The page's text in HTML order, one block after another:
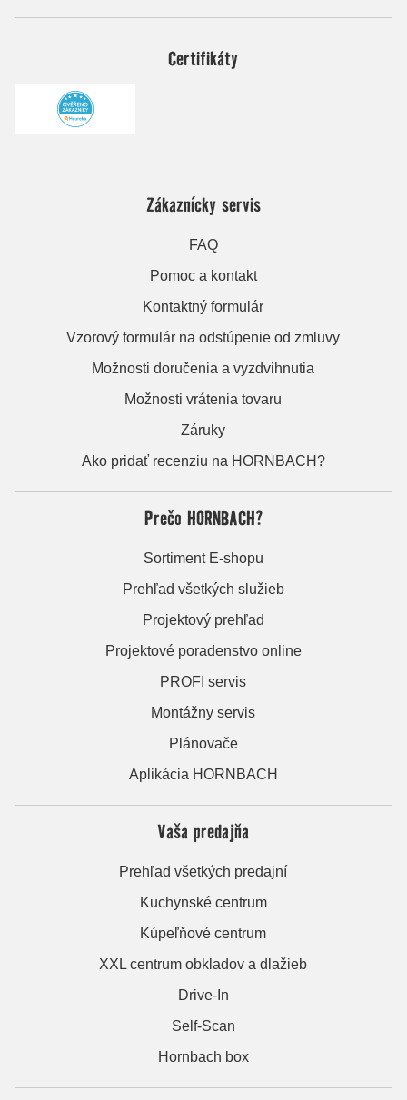
Certifikáty
Zákaznícky servis
FAQ
Pomoc a kontakt
Kontaktný formulár
Vzorový formulár na odstúpenie od zmluvy
Možnosti doručenia a vyzdvihnutia
Možnosti vrátenia tovaru
Záruky
Ako pridať recenziu na HORNBACH?
Prečo HORNBACH?
Sortiment E-shopu
Prehľad všetkých služieb
Projektový prehľad
Projektové poradenstvo online
PROFI servis
Montážny servis
Plánovače
Aplikácia HORNBACH
Vaša predajňa
Prehľad všetkých predajní
Kuchynské centrum
Kúpeľňové centrum
XXL centrum obkladov a dlažieb
Drive-In
Self-Scan
Hornbach box